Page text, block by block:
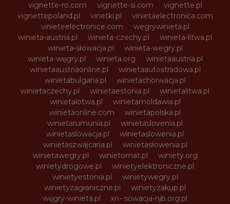
vignette-ro.com
vignette-si.com
vignette.pl
vignettepoland.pl
vinetki.pl
vinietaelectronica.com
vinieteelectronice.com
wegrywinieta.pl
winieta-austria.pl
winieta-czechy.pl
winieta-litwa.pl
winieta-słowacja.pl
winieta-wegry.pl
winieta-węgry.pl
winieta.org
winietaaustria.pl
winietaaustriaonline.pl
winietaautostradowa.pl
winietabulgaria.pl
winietachorwacja.pl
winietaczechy.pl
winietaestonia.pl
winietalitwa.pl
winietalotwa.pl
winietamoldawia.pl
winietaonline.com
winietapolska.pl
winietarumunia.pl
winietaslovenia.pl
winietaslowacja.pl
winietaslowenia.pl
winietaszwajcaria.pl
winietasłowenia.pl
winietawegry.pl
winietomat.pl
winiety.org
winietydrogowe.pl
winietyelektroniczne.pl
winietyestonia.pl
winietywegry.pl
winietyzagraniczne.pl
winietyzakup.pl
węgry-winieta.pl
xn--sowacja-njb.org.pl